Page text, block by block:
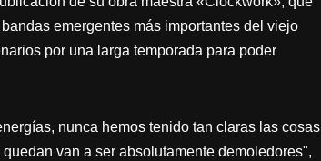
emergentes más importantes del viejo
por una larga temporada para poder
nunca hemos tenido tan claras las cosas
van a ser absolutamente demoledores",